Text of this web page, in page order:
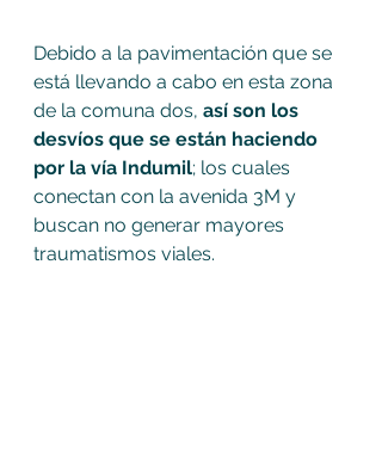
Debido a la pavimentación que se
está llevando a cabo en esta zona
de la comuna dos, así son los
desvíos que se están haciendo
por la vía Indumil; los cuales
conectan con la avenida 3M y
buscan no generar mayores
traumatismos viales.